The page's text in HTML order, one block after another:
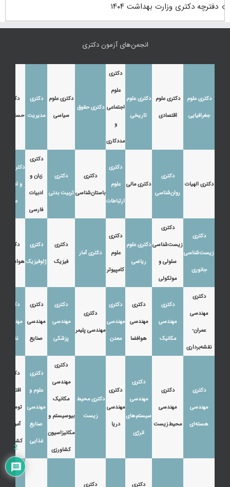
دفترچه دکتری وزارت بهداشت ۱۴۰۴
انجمن‌های آزمون دکتری
دکتری علوم
جغرافیایی
دکتری علوم
اقتصادی
دکتری علوم
تاریخی
دکتری
علوم
اجتماعی
و
مددکاری
دکتری حقوق
دکتری علوم
سیاسی
دکتری
مدیریت
دکتری
حسابداری
دکتری الهیات
دکتری
روان‌شناسی
دکتری مالی
دکتری
علوم
ارتباطات
دکتری
باستان‌شناسی
دکتری
تربیت بدنی
دکتری
زبان و
ادبیات
فارسی
دکتری زبان
و ادبیات
عرب
دکتری
زیست‌شناسی
جانوری
دکتری
زیست‌شناسی
سلولی و
مولکولی
دکتری علوم
ریاضی
دکتری
علوم
کامپیوتر
دکتری آمار
دکتری
فیزیک
دکتری
ژئوفیزیک
دکتری
هواشناسی
دکتری
مهندسی
عمران-
نقشه‌برداری
دکتری
مهندسی
مکانیک
دکتری
مهندسی
هوافضا
دکتری
مهندسی
معدن
دکتری
مهندسی پلیمر
دکتری
مهندسی
پزشکی
دکتری
مهندسی
صنایع
دکتری
مهندسی
نفت
دکتری
مهندسی
هسته‌ای
دکتری
مهندسی
محیط‌زیست
دکتری
مهندسی
سیستم‌های
انرژی
دکتری
مهندسی
دریا
دکتری محیط
زیست
دکتری
مهندسی
مکانیک
بیوسیستم و
مکانیزاسیون
کشاورزی
دکتری
علوم و
مهندسی
صنایع
غذایی
دکتری
اقتصاد،
توسعه و
آموزش
کشاورزی
دکتری دکتری
2